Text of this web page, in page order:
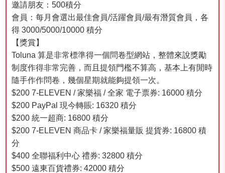
邀請朋友：500積分
會員：每月會選出最佳會員/活躍會員/最有潛質會員，各
得 3000/5000/10000 積分
【獎賞】
Toluna 算是非常標準得一個問卷型網站，整體來說獎勵
制度作得非常完善，而且提領門檻不算高，基本上有閒時
隨手作作問卷，幾個星期就能夠提領一次。
$200 7-ELEVEN / 家樂福 / 全家 電子票券: 16000 積分
$200 PayPal 現今轉賬: 16320 積分
$200 統一超商: 16800 積分
$200 7-ELEVEN 商品卡 / 家樂福量販 提貨券: 16800 積
分
$400 全聯福利中心 禮券: 32800 積分
$500 遠東百貨禮券: 42000 積分